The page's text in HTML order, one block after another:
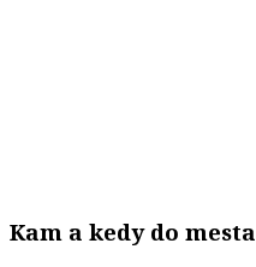
Kam a kedy do mesta